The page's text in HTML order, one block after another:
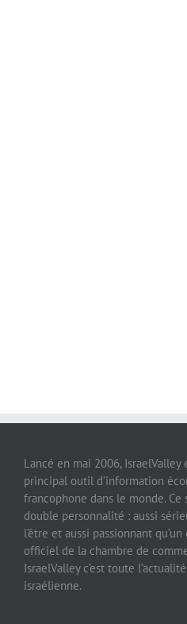
Lancé en mai 2006,
principal outil d’information
francophone dans le monde. Ce
double personnalité : aussi
l’être et aussi passionnant
officiel de la chambre de
IsraelValley c’est toute
israélienne.